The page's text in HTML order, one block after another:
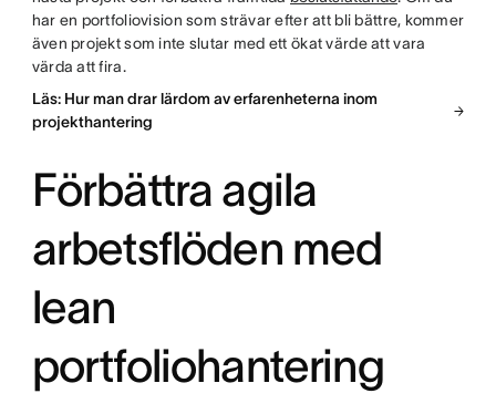
har en portfoliovision som strävar efter att bli bättre, kommer
även projekt som inte slutar med ett ökat värde att vara
värda att fira.
Läs: Hur man drar lärdom av erfarenheterna inom
projekthantering
Förbättra agila
arbetsflöden med
lean
portfoliohantering